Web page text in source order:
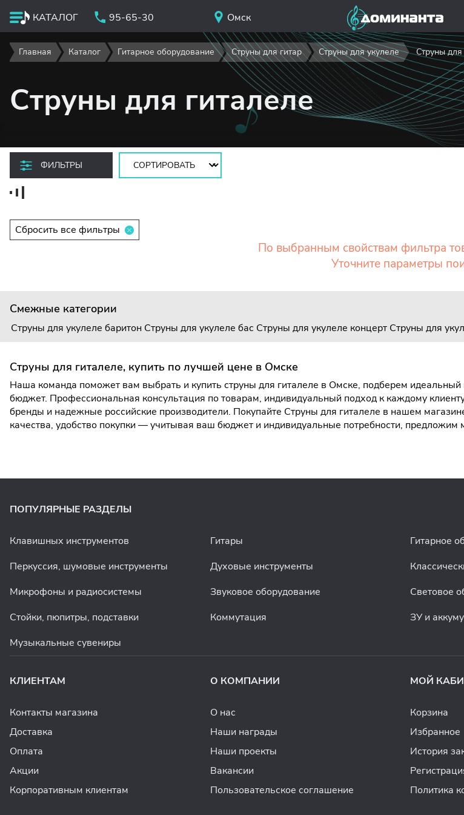
КАТАЛОГ 95-65-30 Омск
Главная Каталог Гитарное оборудование Струны для гитар Струны для укулеле Струны для
Струны для гиталеле
ФИЛЬТРЫ
Сбросить все фильтры
По выбранным свойствам фильтра
Уточните параметры
Смежные категории
Струны для укулеле баритон Струны для укулеле бас Струны для укулеле концерт Струны для
Струны для гиталеле, купить по лучшей цене в Омске
Наша команда поможет вам выбрать и купить струны для гиталеле в Омске, подберем
бюджет. Профессиональная консультация по товарам, индивидуальный подход к каждому
бренды и надежные российские производители. Покупайте Струны для гиталеле в нашем
качества, удобство покупки — учитывая ваш бюджет и индивидуальные потребности,
ПОПУЛЯРНЫЕ РАЗДЕЛЫ
Клавишных инструментов Гитары Гитарное
Перкуссия, шумовые инструменты
Духовые инструменты
Микрофоны и радиосистемы
Звуковое оборудование Световое
Стойки, пюпитры, подставки
Коммутация ЗУ и
Музыкальные сувениры
КЛИЕНТАМ
Контакты магазина
Доставка
Оплата
Акции
Корпоративным клиентам
О КОМПАНИИ
О нас
Наши награды
Наши проекты
Вакансии
Пользовательское соглашение
МОЙ
Корзина
Избранное
История
Политика